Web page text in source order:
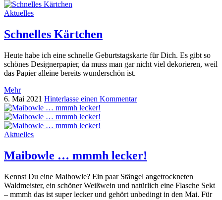
Aktuelles
Schnelles Kärtchen
Heute habe ich eine schnelle Geburtstagskarte für Dich. Es gibt so
schönes Designerpapier, da muss man gar nicht viel dekorieren, weil
das Papier alleine bereits wunderschön ist.
Mehr
6. Mai 2021 Hinterlasse einen Kommentar
Aktuelles
Maibowle … mmmh lecker!
Kennst Du eine Maibowle? Ein paar Stängel angetrockneten
Waldmeister, ein schöner Weißwein und natürlich eine Flasche Sekt
– mmmh das ist super lecker und gehört unbedingt in den Mai. Für